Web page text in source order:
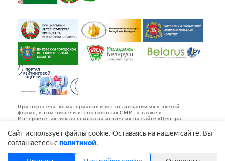
Cайт использует файлы cookie. Оставаясь на нашем сайте, Вы
соглашаетесь сполитикой.
При перепечатке материалов и использовании их в любой
форме, в том числе и в электронных СМИ, а также в
Интернете, активная ссылка на источник на сайте «Центра
Дизайн и разработка